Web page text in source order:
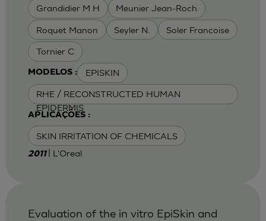
Grandidier M H Meunier Jean-Roch
Roquet Manon Seyler N. Soler Francoise
Tornier C
MODELOS : EPISKIN
RHE / RECONSTRUCTED HUMAN
EPIDERMIS
APLICAÇÕES :
SKIN IRRITATION OF CHEMICALS
2011 | L'Oreal
Evaluation of the in vitro EpiSkin and